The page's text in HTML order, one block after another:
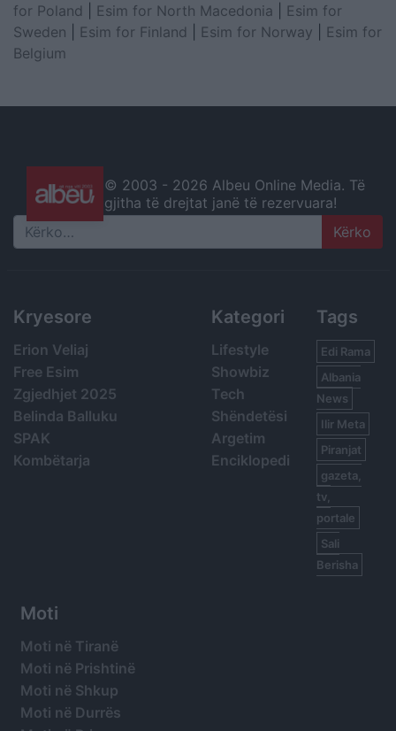
for Poland
Esim for North Macedonia
Esim for
Sweden
Esim for Finland Esim for Norway
Esim for
Belgium
© 2003 - 2026 Albeu Online Media. Të
gjitha të drejtat janë të rezervuara!
Search
Kryesore
Erion Veliaj
Free Esim
Zgjedhjet 2025
Belinda Balluku
SPAK
Kombëtarja
Kategori
Lifestyle
Showbiz
Tech
Shëndetësi
Argetim
Enciklopedi
Tags
Edi Rama
Albania
News
Ilir Meta
Piranjat
gazeta,
tv,
portale
Sali
Berisha
Moti
Moti në Tiranë
Moti në Prishtinë
Moti në Shkup
Moti në Durrës